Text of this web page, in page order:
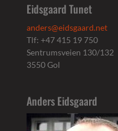
Eidsgaard Tunet
anders@eidsgaard.net
Tlf: +47 415 19 750
Sentrumsveien 130/132
3550 Gol
Anders Eidsgaard